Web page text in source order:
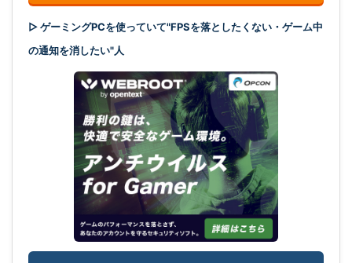
▷ ゲーミングPCを使っていて"FPSを落としたくない・ゲーム中
の通知を消したい"人